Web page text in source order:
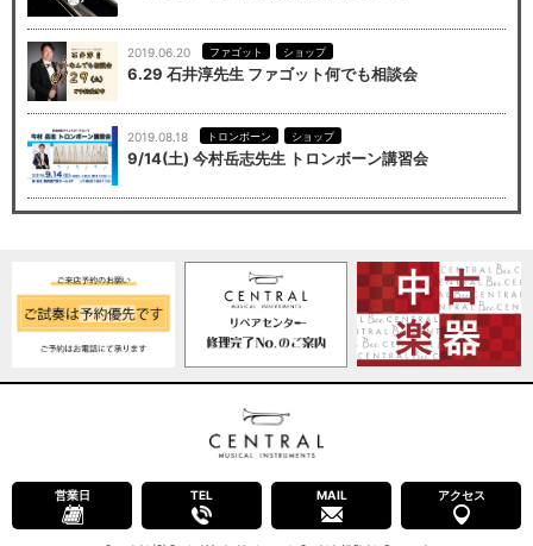
2019.06.20 ファゴット ショップ
6.29 石井淳先生 ファゴット何でも相談会
2019.08.18 トロンボーン ショップ
9/14(土) 今村岳志先生 トロンボーン講習会
営業日 TEL MAIL アクセス